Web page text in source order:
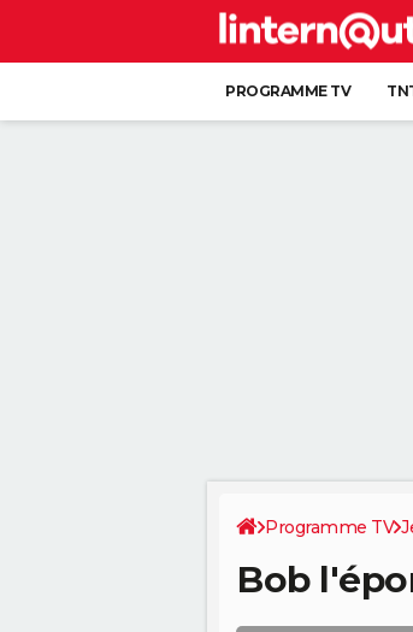
PROGRAMME TV
Programme TV
Bob